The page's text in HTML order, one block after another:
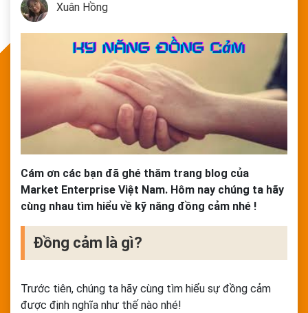
Xuân Hồng
Cám ơn các bạn đã ghé thăm trang blog của
Market Enterprise Việt Nam. Hôm nay chúng ta hãy
cùng nhau tìm hiểu về kỹ năng đồng cảm nhé !
Đồng cảm là gì?
Trước tiên, chúng ta hãy cùng tìm hiểu sự đồng cảm
được định nghĩa như thế nào nhé!